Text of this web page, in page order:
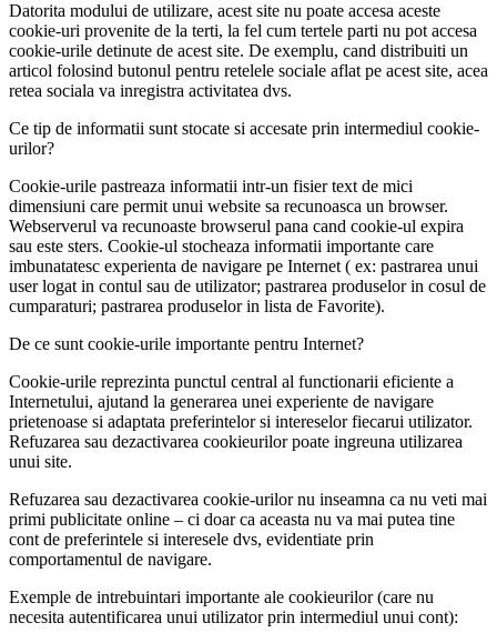
Datorita modului de utilizare, acest site nu poate accesa aceste
cookie-uri provenite de la terti, la fel cum tertele parti nu pot accesa
cookie-urile detinute de acest site. De exemplu, cand distribuiti un
articol folosind butonul pentru retelele sociale aflat pe acest site, acea
retea sociala va inregistra activitatea dvs.
Ce tip de informatii sunt stocate si accesate prin intermediul cookie-
urilor?
Cookie-urile pastreaza informatii intr-un fisier text de mici
dimensiuni care permit unui website sa recunoasca un browser.
Webserverul va recunoaste browserul pana cand cookie-ul expira
sau este sters. Cookie-ul stocheaza informatii importante care
imbunatatesc experienta de navigare pe Internet ( ex: pastrarea unui
user logat in contul sau de utilizator; pastrarea produselor in cosul de
cumparaturi; pastrarea produselor in lista de Favorite).
De ce sunt cookie-urile importante pentru Internet?
Cookie-urile reprezinta punctul central al functionarii eficiente a
Internetului, ajutand la generarea unei experiente de navigare
prietenoase si adaptata preferintelor si intereselor fiecarui utilizator.
Refuzarea sau dezactivarea cookieurilor poate ingreuna utilizarea
unui site.
Refuzarea sau dezactivarea cookie-urilor nu inseamna ca nu veti mai
primi publicitate online – ci doar ca aceasta nu va mai putea tine
cont de preferintele si interesele dvs, evidentiate prin
comportamentul de navigare.
Exemple de intrebuintari importante ale cookieurilor (care nu
necesita autentificarea unui utilizator prin intermediul unui cont):